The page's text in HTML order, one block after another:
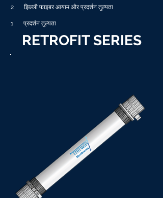
2 झिल्ली फाइबर आयाम और प्रदर्शन तुल्यता
1 प्रदर्शन तुल्यता
RETROFIT SERIES